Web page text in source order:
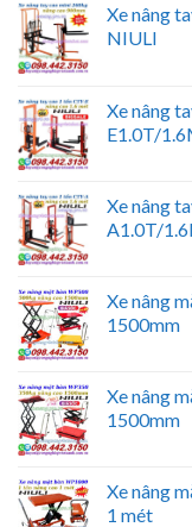
Xe nâng
NIULI
Xe nâng
E1.0T/
Xe nâng
A1.0T/
Xe nâng
1500mm
Xe nâng
1500mm
Xe nâng
1 mét